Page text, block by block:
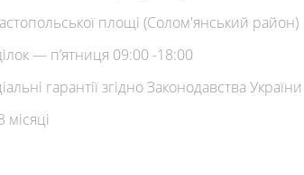
площі (Солом'янський район)
— п’ятниця 09:00 -18:00
гарантії згідно Законодавства України
місяці